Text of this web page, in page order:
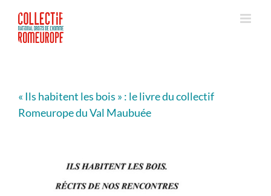
contenu
« Ils habitent les bois » : le livre du collectif
Romeurope du Val Maubuée